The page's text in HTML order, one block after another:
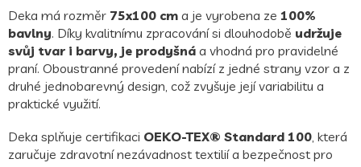
Deka má rozměr 75x100 cm a je vyrobena ze 100%
bavlny. Díky kvalitnímu zpracování si dlouhodobě udržuje
svůj tvar i barvy, je prodyšná a vhodná pro pravidelné
praní. Oboustranné provedení nabízí z jedné strany vzor a z
druhé jednobarevný design, což zvyšuje její variabilitu a
praktické využití.
Deka splňuje certifikaci OEKO-TEX® Standard 100, která
zaručuje zdravotní nezávadnost textilií a bezpečnost pro